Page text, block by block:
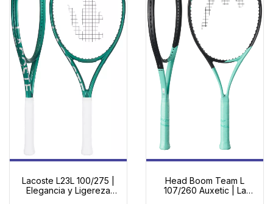
Lacoste L23L 100/275 |
Elegancia y Ligereza
Head Boom Team L
107/260 Auxetic | La